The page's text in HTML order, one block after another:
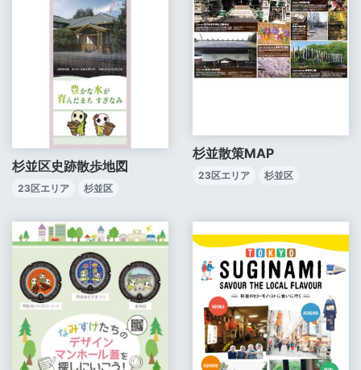
杉並区史跡散歩地図
23区エリア 杉並区
杉並散策MAP
23区エリア 杉並区